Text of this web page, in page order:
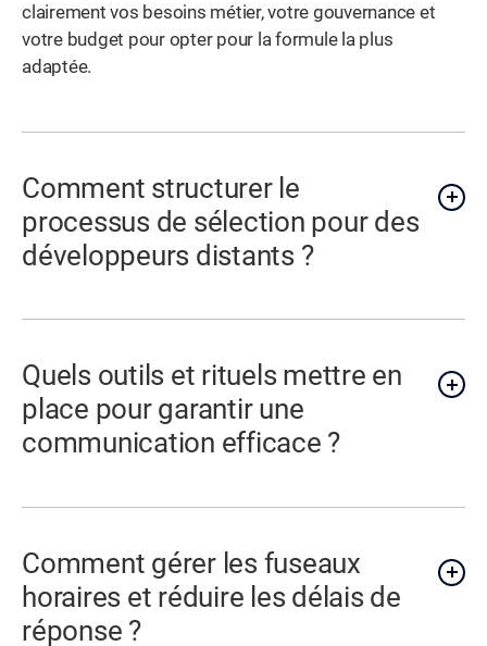
clairement vos besoins métier, votre gouvernance et
votre budget pour opter pour la formule la plus
adaptée.
Comment structurer le
processus de sélection pour des
développeurs distants ?
Quels outils et rituels mettre en
place pour garantir une
communication efficace ?
Comment gérer les fuseaux
horaires et réduire les délais de
réponse ?